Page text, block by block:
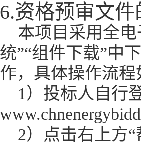
6.资格预审文
本项目采用全
统”“组件下载”中
作，具体操作流程
1）投标人自行
2）点击右上方